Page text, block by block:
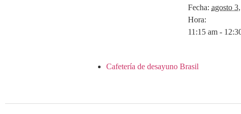
Fecha: agosto
Hora:
11:15 am -
Cafetería de desayuno Brasil